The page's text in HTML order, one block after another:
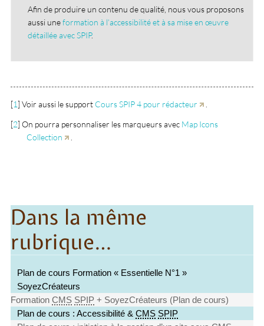
Afin de produire un contenu de qualité, nous vous proposons
aussi uneformation à l’accessibilité et à sa mise en œuvre
détaillée avec SPIP.
[1]Voir aussi le support Cours SPIP 4 pour rédacteur
[2]On pourra personnaliser les marqueurs avec Map Icons
Collection
Dans la même
rubrique…
Plan de cours Formation « Essentielle N°1 »
SoyezCréateurs
FormationCMS SPIP + SoyezCréateurs (Plan de cours)
Plan de cours : Accessibilité &CMS SPIP